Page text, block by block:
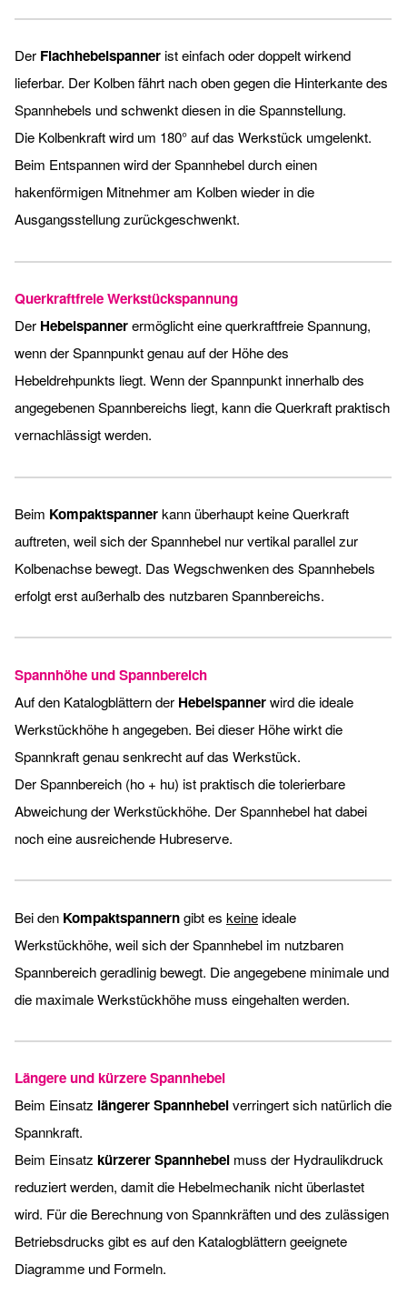
Der Flachhebelspanner ist einfach oder ­doppelt wirkend
lieferbar. Der Kolben fährt nach oben gegen die Hinterkante des
Spannhebels und schwenkt diesen in die Spannstellung.
Die Kolbenkraft wird um 180° auf das Werkstück umgelenkt.
Beim Entspannen wird der Spannhebel durch einen
hakenförmigen Mitnehmer am Kolben wieder in die
Ausgangsstellung zurückgeschwenkt.
Querkraftfreie Werkstückspannung
Der Hebelspannerermöglicht eine querkraftfreie Spannung,
wenn der Spannpunkt genau auf der Höhe des
Hebeldrehpunkts liegt. Wenn der Spannpunkt innerhalb des
angegebenen Spannbereichs liegt, kann die Querkraft praktisch
vernachlässigt werden.
Beim Kompaktspannerkann überhaupt keine Querkraft
auftreten, weil sich der Spannhebel nur vertikal parallel zur
Kolbenachse bewegt. Das Wegschwenken des Spannhebels
erfolgt erst außerhalb des nutzbaren Spannbereichs.
Spannhöhe und Spannbereich
Auf den Katalogblättern der Hebelspannerwird die ideale
Werkstückhöhe h angegeben. Bei dieser Höhe wirkt die
Spannkraft genau senkrecht auf das Werkstück.
Der Spannbereich (ho + hu) ist praktisch die tolerierbare
Abweichung der Werkstückhöhe. Der Spannhebel hat dabei
noch eine ausreichende Hubreserve.
Bei den Kompaktspannerngibt es keine ideale
Werkstückhöhe, weil sich der Spannhebel im nutzbaren
Spannbereich geradlinig bewegt. Die angegebene minimale und
die maximale Werkstückhöhe muss eingehalten werden.
Längere und kürzere Spannhebel
Beim Einsatz längerer Spannhebelverringert sich natürlich die
Spannkraft.
Beim Einsatz kürzerer Spannhebel muss der Hydraulikdruck
reduziert werden, damit die Hebelmechanik nicht überlastet
wird. Für die Berechnung von Spannkräften und des zulässigen
Betriebsdrucks gibt es auf den Katalogblättern geeignete
Diagramme und Formeln.